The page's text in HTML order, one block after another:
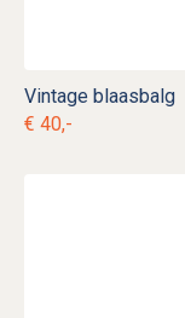
Vintage blaasbalg
€ 40,-